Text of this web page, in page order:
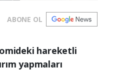
ABONE OL
hareketli
yapmaları